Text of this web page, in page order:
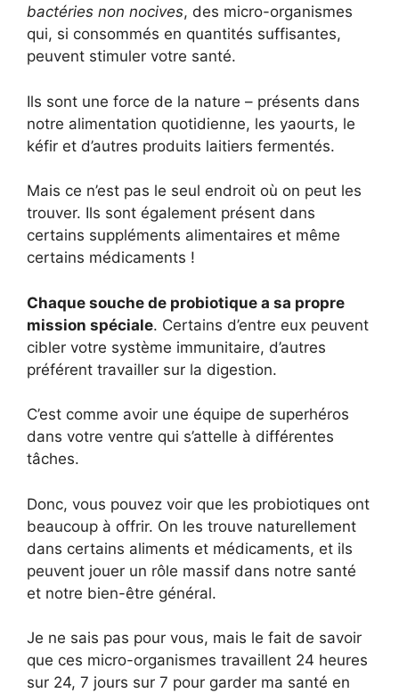
bactéries non nocives, des micro-organismes
qui, si consommés en quantités suffisantes,
peuvent stimuler votre santé.
Ils sont une force de la nature – présents dans
notre alimentation quotidienne, les yaourts, le
kéfir et d’autres produits laitiers fermentés.
Mais ce n’est pas le seul endroit où on peut les
trouver. Ils sont également présent dans
certains suppléments alimentaires et même
certains médicaments !
Chaque souche de probiotique a sa propre
mission spéciale. Certains d’entre eux peuvent
cibler votre système immunitaire, d’autres
préférent travailler sur la digestion.
C’est comme avoir une équipe de superhéros
dans votre ventre qui s’attelle à différentes
tâches.
Donc, vous pouvez voir que les probiotiques ont
beaucoup à offrir. On les trouve naturellement
dans certains aliments et médicaments, et ils
peuvent jouer un rôle massif dans notre santé
et notre bien-être général.
Je ne sais pas pour vous, mais le fait de savoir
que ces micro-organismes travaillent 24 heures
sur 24, 7 jours sur 7 pour garder ma santé en